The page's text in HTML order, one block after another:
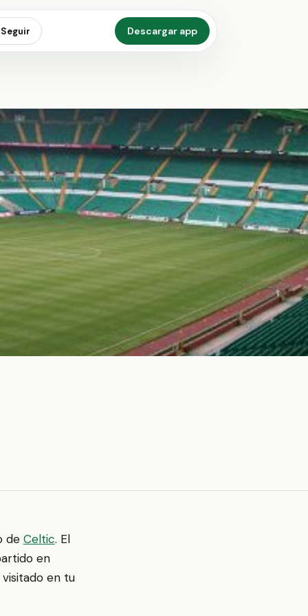
Seguir Descargar app
de Celtic. El
en
en tu